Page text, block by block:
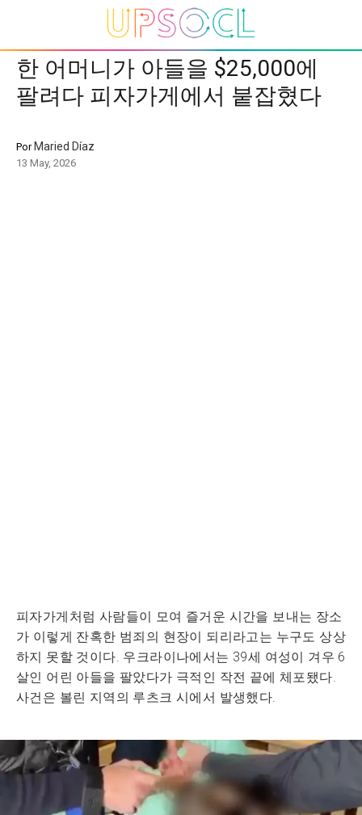
한 어머니가 아들을 $25,000에
팔려다 피자가게에서 붙잡혔다
Por Maried Díaz
13 May, 2026
피자가게처럼 사람들이 모여 즐거운 시간을 보내는 장소
가 이렇게 잔혹한 범죄의 현장이 되리라고는 누구도 상상
하지 못할 것이다. 우크라이나에서는 39세 여성이 겨우 6
살인 어린 아들을 팔았다가 극적인 작전 끝에 체포됐다.
사건은 볼린 지역의 루츠크 시에서 발생했다.